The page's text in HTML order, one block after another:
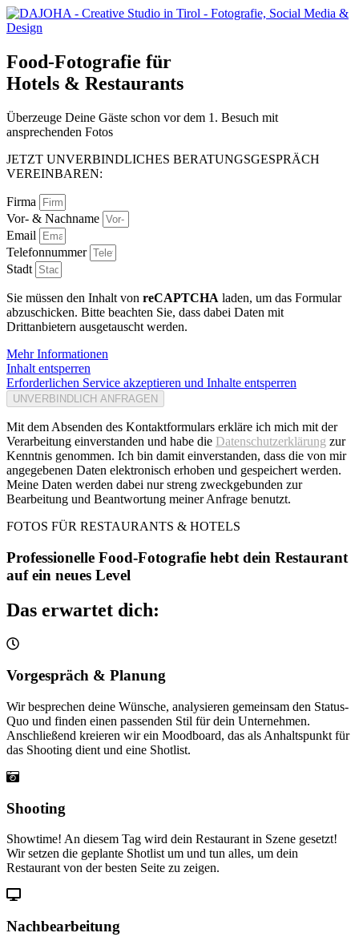
Food-Fotografie für
Hotels & Restaurants
Überzeuge Deine Gäste schon vor dem 1. Besuch mit
ansprechenden Fotos
JETZT UNVERBINDLICHES BERATUNGSGESPRÄCH
VEREINBAREN:
Firma
Vor- & Nachname
Email
Telefonnummer
Stadt
Sie müssen den Inhalt von reCAPTCHA laden, um das Formular
abzuschicken. Bitte beachten Sie, dass dabei Daten mit
Drittanbietern ausgetauscht werden.
Mehr Informationen
Inhalt entsperren
Erforderlichen Service akzeptieren und Inhalte entsperren
UNVERBINDLICH ANFRAGEN
Mit dem Absenden des Kontaktformulars erkläre ich mich mit der
Verarbeitung einverstanden und habe die Datenschutzerklärung zur
Kenntnis genommen. Ich bin damit einverstanden, dass die von mir
angegebenen Daten elektronisch erhoben und gespeichert werden.
Meine Daten werden dabei nur streng zweckgebunden zur
Bearbeitung und Beantwortung meiner Anfrage benutzt.
FOTOS FÜR RESTAURANTS & HOTELS
Professionelle Food-Fotografie hebt dein Restaurant
auf ein neues Level
Das erwartet dich:
Vorgespräch & Planung
Wir besprechen deine Wünsche, analysieren gemeinsam den Status-
Quo und finden einen passenden Stil für dein Unternehmen.
Anschließend kreieren wir ein Moodboard, das als Anhaltspunkt für
das Shooting dient und eine Shotlist.
Shooting
Showtime! An diesem Tag wird dein Restaurant in Szene gesetzt!
Wir setzen die geplante Shotlist um und tun alles, um dein
Restaurant von der besten Seite zu zeigen.
Nachbearbeitung